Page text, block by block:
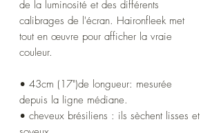
de la luminosité et des différents
calibrages de l'écran. Haironfleek met
tout en œuvre pour afficher la vraie
couleur.
• 43cm (17")de longueur: mesurée
depuis la ligne médiane.
• cheveux brésiliens : ils sèchent lisses et